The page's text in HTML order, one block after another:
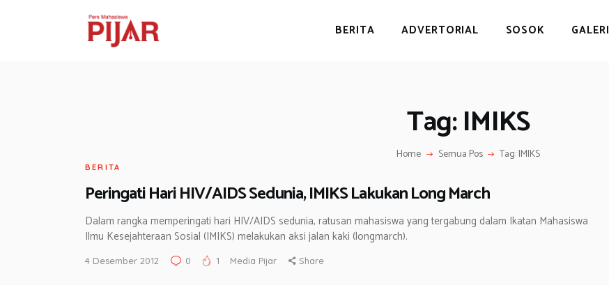
BERITA ADVERTORIAL SOSOK GALERI
Tag: IMIKS
Home Semua Pos Tag: IMIKS
ADVERTORIAL
JALAN-JALAN
GAYA HIDUP
OLAHRAGA
OPINI
BERITA
Peringati Hari HIV/AIDS Sedunia, IMIKS Lakukan Long March
Dalam rangka memperingati hari HIV/AIDS sedunia, ratusan mahasiswa yang tergabung dalam Ikatan Mahasiswa
Ilmu Kesejahteraan Sosial (IMIKS) melakukan aksi jalan kaki (longmarch).
4 Desember 2012 0 1 Media Pijar Share